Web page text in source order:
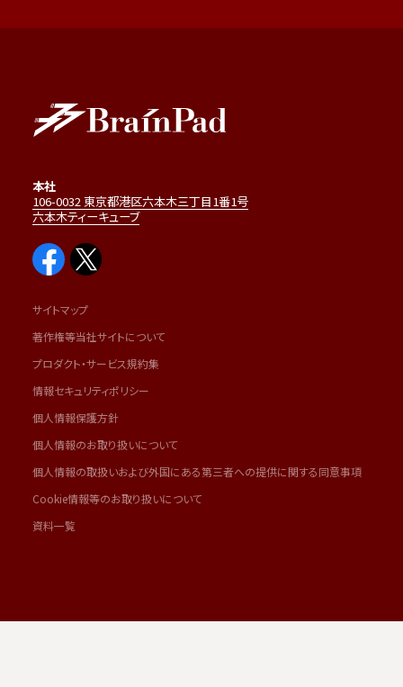
本社
106-0032 東京都港区六本木三丁目1番1号
六本木ティーキューブ
サイトマップ
著作権等当社サイトについて
プロダクト・サービス規約集
情報セキュリティポリシー
個人情報保護方針
個人情報のお取り扱いについて
個人情報の取扱いおよび外国にある第三者への提供に関する同意事項
Cookie情報等のお取り扱いについて
資料一覧